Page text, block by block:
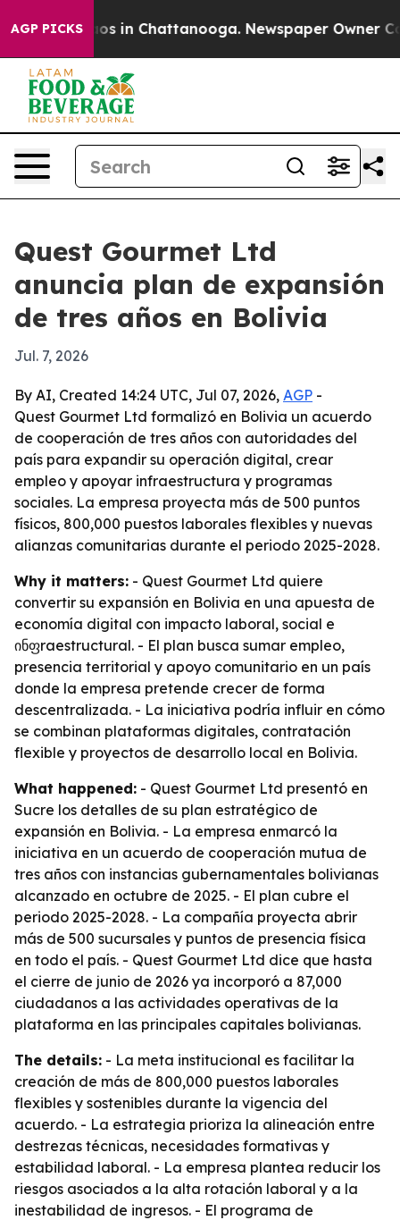
AGP PICKS
Chaos in Chattanooga. Newspaper Owner
Quest Gourmet Ltd
anuncia plan de expansión
de tres años en Bolivia
Jul. 7, 2026
By AI, Created 14:24 UTC, Jul 07, 2026, AGP -
Quest Gourmet Ltd formalizó en Bolivia un acuerdo
de cooperación de tres años con autoridades del
país para expandir su operación digital, crear
empleo y apoyar infraestructura y programas
sociales. La empresa proyecta más de 500 puntos
físicos, 800,000 puestos laborales flexibles y nuevas
alianzas comunitarias durante el periodo 2025-2028.
Why it matters: - Quest Gourmet Ltd quiere
convertir su expansión en Bolivia en una apuesta de
economía digital con impacto laboral, social e
ინფraestructural. - El plan busca sumar empleo,
presencia territorial y apoyo comunitario en un país
donde la empresa pretende crecer de forma
descentralizada. - La iniciativa podría influir en cómo
se combinan plataformas digitales, contratación
flexible y proyectos de desarrollo local en Bolivia.
What happened: - Quest Gourmet Ltd presentó en
Sucre los detalles de su plan estratégico de
expansión en Bolivia. - La empresa enmarcó la
iniciativa en un acuerdo de cooperación mutua de
tres años con instancias gubernamentales bolivianas
alcanzado en octubre de 2025. - El plan cubre el
periodo 2025-2028. - La compañía proyecta abrir
más de 500 sucursales y puntos de presencia física
en todo el país. - Quest Gourmet Ltd dice que hasta
el cierre de junio de 2026 ya incorporó a 87,000
ciudadanos a las actividades operativas de la
plataforma en las principales capitales bolivianas.
The details: - La meta institucional es facilitar la
creación de más de 800,000 puestos laborales
flexibles y sostenibles durante la vigencia del
acuerdo. - La estrategia prioriza la alineación entre
destrezas técnicas, necesidades formativas y
estabilidad laboral. - La empresa plantea reducir los
riesgos asociados a la alta rotación laboral y a la
inestabilidad de ingresos. - El programa de